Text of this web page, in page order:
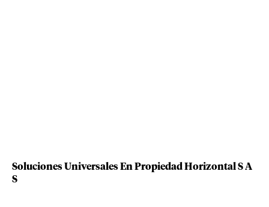
Soluciones Universales En Propiedad Horizontal S A
S